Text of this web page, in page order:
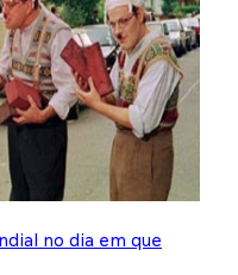
no dia em que